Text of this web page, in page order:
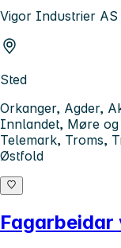
Vigor Industrier AS
Sted
Orkanger, Agder,
Innlandet, Møre og
Telemark, Troms,
Østfold
Fagarbeidar